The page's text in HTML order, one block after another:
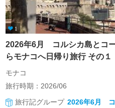
1
2026年6月 コルシカ島とコ
らモナコへ日帰り旅行 その１
モナコ
旅行時期：2026/06
旅行記グループ 2026年6月 コ